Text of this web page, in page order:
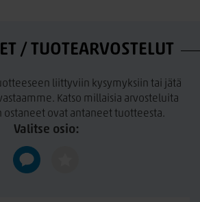
/ TUOTEARVOSTELUT
liittyviin kysymyksiin tai jätä
Katso millaisia arvosteluita
ovat antaneet tuotteesta.
Valitse osio: